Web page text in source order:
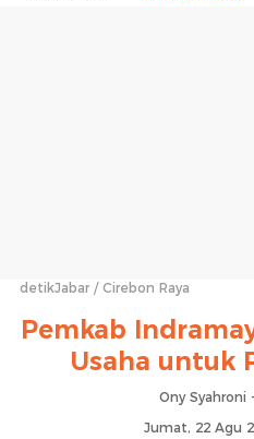
detikJabar Cirebon Raya
Pemkab
Usaha untuk
Ony Syahroni -
Jumat, 22 Agu